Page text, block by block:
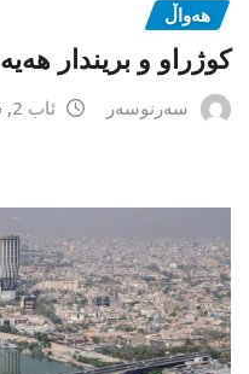
هەواڵ
كوژراو و بریندار هەیە
سەرنوسەر ئاب 2, 2026